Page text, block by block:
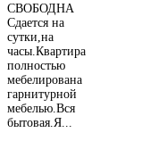
СВОБОДНА
Сдается на
сутки,на
часы.Квартира
полностью
мебелирована
гарнитурной
мебелью.Вся
бытовая.Я...